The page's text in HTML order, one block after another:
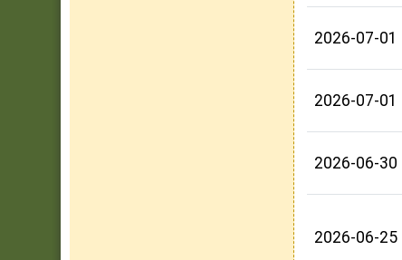
2026-07-01
2026-07-01
2026-06-30
2026-06-25